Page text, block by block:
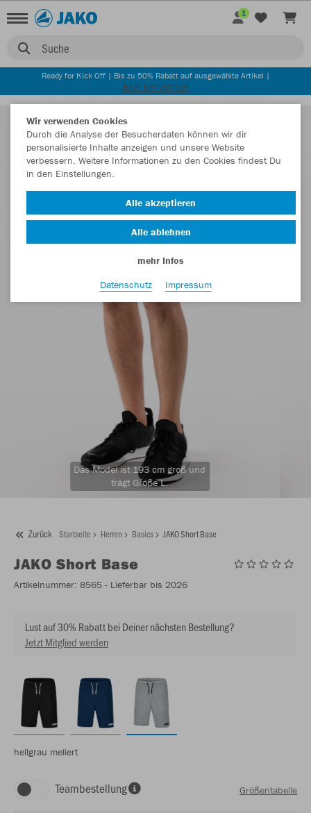
Suche
1
Ready for Kick Off | Bis zu 50% Rabatt auf ausgewählte Artikel |
JETZT ENTDECKEN
Das Model ist 193 cm groß und
trägt Größe L.
Zurück Startseite Herren Basics JAKO Short Base
JAKO Short Base
Artikelnummer: 8565 - Lieferbar bis 2026
Lust auf 30% Rabatt bei Deiner nächsten Bestellung?
Jetzt Mitglied werden
hellgrau meliert
Teambestellung Größentabelle
Wir verwenden Cookies
Durch die Analyse der Besucherdaten können wir dir
personalisierte Inhalte anzeigen und unsere Website
verbessern. Weitere Informationen zu den Cookies findest Du
in den Einstellungen.
Alle akzeptieren
Alle ablehnen
mehr Infos
Datenschutz
Impressum